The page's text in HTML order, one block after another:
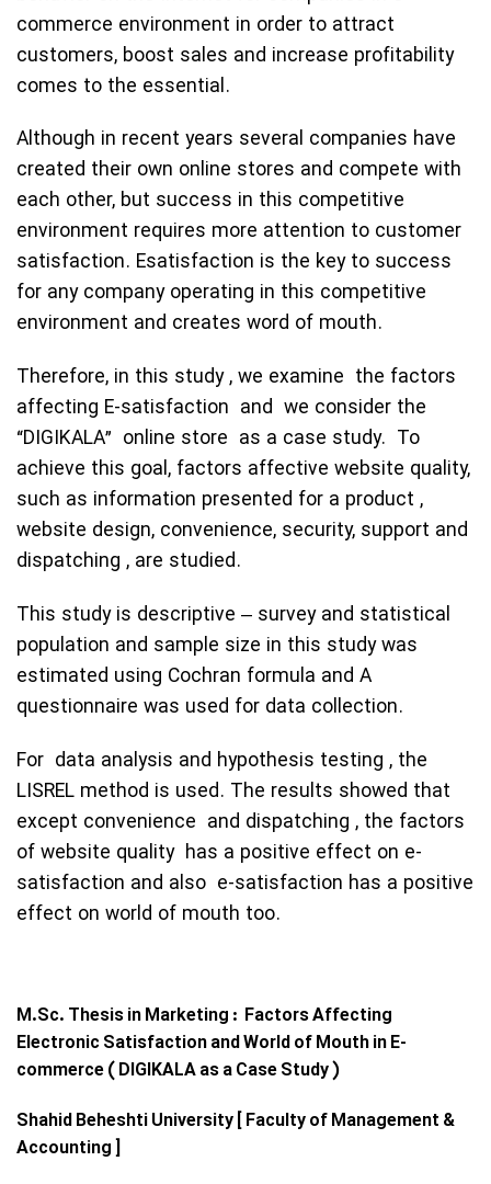
commerce environment in order to attract
customers, boost sales and increase profitability
comes to the essential.
Although in recent years several companies have
created their own online stores and compete with
each other, but success in this competitive
environment requires more attention to customer
satisfaction. Esatisfaction is the key to success
for any company operating in this competitive
environment and creates word of mouth.
Therefore, in this study , we examine the factors
affecting E-satisfaction and we consider the
“DIGIKALA” online store as a case study. To
achieve this goal, factors affective website quality,
such as information presented for a product ,
website design, convenience, security, support and
dispatching , are studied.
This study is descriptive – survey and statistical
population and sample size in this study was
estimated using Cochran formula and A
questionnaire was used for data collection.
For data analysis and hypothesis testing , the
LISREL method is used. The results showed that
except convenience and dispatching , the factors
of website quality has a positive effect on e-
satisfaction and also e-satisfaction has a positive
effect on world of mouth too.
M.Sc. Thesis in Marketing : Factors Affecting
Electronic Satisfaction and World of Mouth in E-
commerce ( DIGIKALA as a Case Study )
Shahid Beheshti University [ Faculty of Management &
Accounting ]